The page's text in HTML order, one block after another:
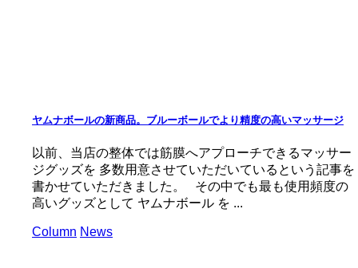
ヤムナボールの新商品。ブルーボールでより精度の高いマッサージ
以前、当店の整体では筋膜へアプローチできるマッサー
ジグッズを 多数用意させていただいているという記事を
書かせていただきました。 その中でも最も使用頻度の
高いグッズとして ヤムナボール を ...
Column News